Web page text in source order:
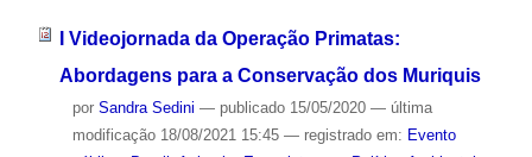
I Videojornada da Operação Primatas:
Abordagens para a Conservação dos Muriquis
por Sandra Sedini — publicado15/05/2020 — última
modificação18/08/2021 15:45 — registrado em: Evento